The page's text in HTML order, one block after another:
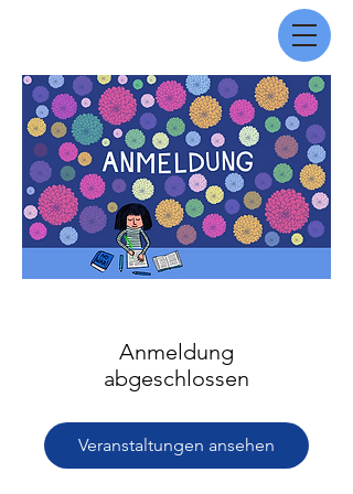
Anmeldung
abgeschlossen
Veranstaltungen ansehen